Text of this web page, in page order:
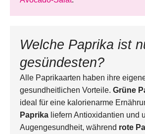
Welche Paprika ist
gesündesten?
Alle Paprikaarten haben ihre
gesundheitlichen Vorteile. Grüne
ideal für eine kalorienarme
Paprika liefern Antioxidantien und
Augengesundheit, während rote